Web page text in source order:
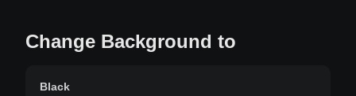
Change Background to
Black